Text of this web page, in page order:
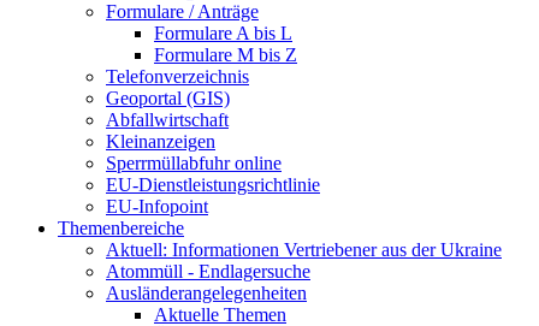
Formulare / Anträge
Formulare A bis L
Formulare M bis Z
Telefonverzeichnis
Geoportal (GIS)
Abfallwirtschaft
Kleinanzeigen
Sperrmüllabfuhr online
EU-Dienstleistungsrichtlinie
EU-Infopoint
Themenbereiche
Aktuell: Informationen Vertriebener aus der Ukraine
Atommüll - Endlagersuche
Ausländerangelegenheiten
Aktuelle Themen